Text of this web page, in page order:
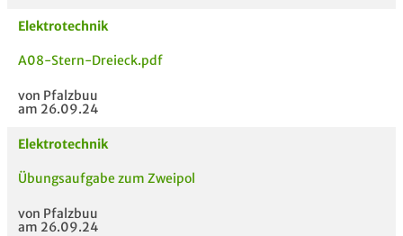
MODULE
Elektrotechnik
A08-Stern-Dreieck.pdf
von Pfalzbuu
am 26.09.24
Elektrotechnik
Übungsaufgabe zum Zweipol
von Pfalzbuu
am 26.09.24